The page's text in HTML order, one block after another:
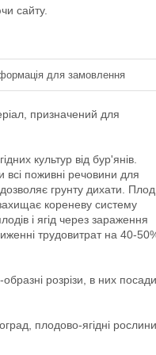
сайту.
для замовлення
призначений для
культур від бур'янів.
всі поживні речовини для
грунту дихати.
кореневу систему
і ягід через зараження
трудовитрат на 40-
розрізи, в них
плодово-ягідні